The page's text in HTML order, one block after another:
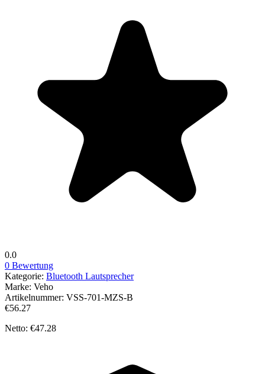
0.0
0 Bewertung
Kategorie: Bluetooth Lautsprecher
Marke: Veho
Artikelnummer: VSS-701-MZS-B
€56.27
Netto: €47.28